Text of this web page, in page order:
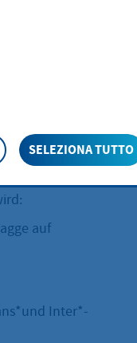
so die
und die
bei
auf
Inter*-
SELEZIONA TUTTO